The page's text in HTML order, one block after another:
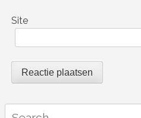
Site